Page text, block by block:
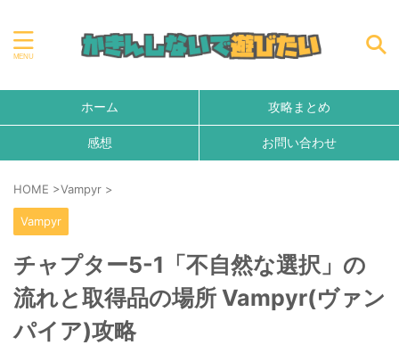
ホーム 攻略まとめ
感想 お問い合わせ
HOME >Vampyr >
Vampyr
チャプター5-1「不自然な選択」の
流れと取得品の場所 Vampyr(ヴァン
パイア)攻略